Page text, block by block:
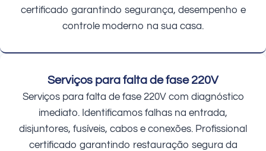
certificado garantindo segurança, desempenho e
controle moderno na sua casa.
Serviços para falta de fase 220V
Serviços para falta de fase 220V com diagnóstico
imediato. Identificamos falhas na entrada,
disjuntores, fusíveis, cabos e conexões. Profissional
certificado garantindo restauração segura da